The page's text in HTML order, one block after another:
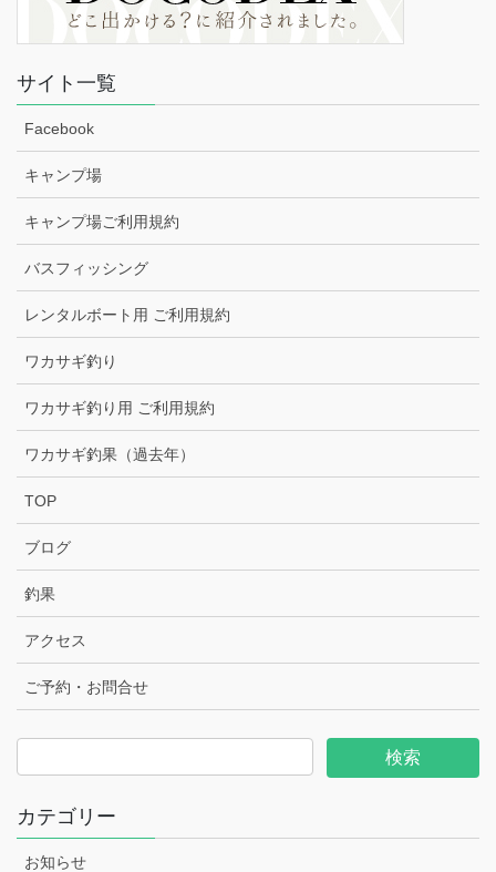
サイト一覧
Facebook
キャンプ場
キャンプ場ご利用規約
バスフィッシング
レンタルボート用 ご利用規約
ワカサギ釣り
ワカサギ釣り用 ご利用規約
ワカサギ釣果（過去年）
TOP
ブログ
釣果
アクセス
ご予約・お問合せ
カテゴリー
お知らせ